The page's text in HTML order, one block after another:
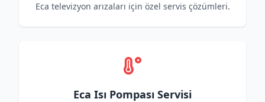
Eca televizyon arızaları için özel servis çözümleri.
Eca Isı Pompası Servisi